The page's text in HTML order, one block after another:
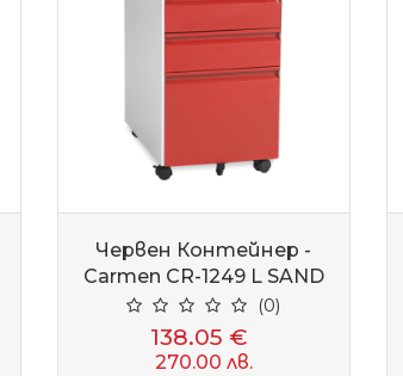
Червен Контейнер -
Carmen CR-1249 L SAND
(0)
138.05 €
270.00 лв.